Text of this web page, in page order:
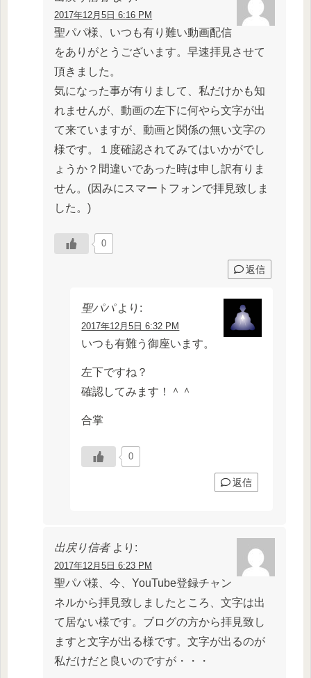
2017年12月5日 6:16 PM
聖パパ様、いつも有り難い動画配信
をありがとうございます。早速拝見させて
頂きました。
気になった事が有りまして、私だけかも知
れませんが、動画の左下に何やら文字が出
て来ていますが、動画と関係の無い文字の
様です。１度確認されてみてはいかがでし
ょうか？間違いであった時は申し訳有りま
せん。(因みにスマートフォンで拝見致しま
した。)
0
返信
聖パパ より:
2017年12月5日 6:32 PM
いつも有難う御座います。
左下ですね？
確認してみます！＾＾
合掌
0
返信
出戻り信者 より:
2017年12月5日 6:23 PM
聖パパ様、今、YouTube登録チャン
ネルから拝見致しましたところ、文字は出
て居ない様です。ブログの方から拝見致し
ますと文字が出る様です。文字が出るのが
私だけだと良いのですが・・・